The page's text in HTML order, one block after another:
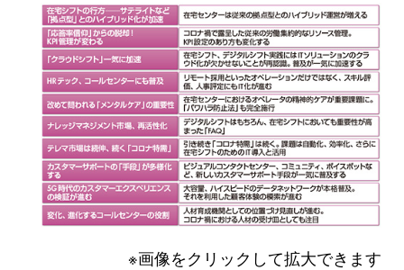
※画像をクリックして拡大できます